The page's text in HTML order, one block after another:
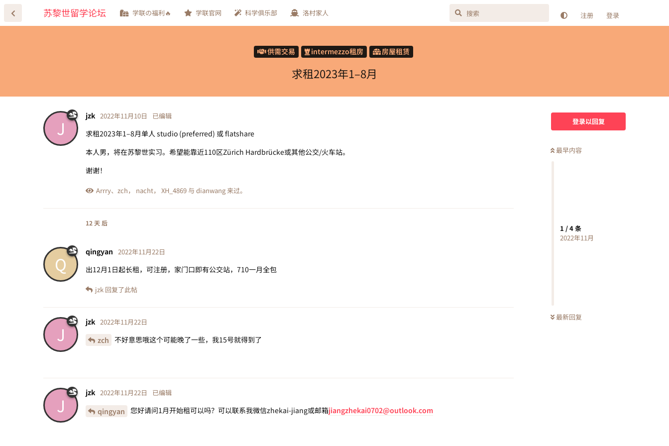
苏黎世留学论坛 学联の福利🔥 学联官网 科学俱乐部 洛村家人 注册 登录
供需交易 intermezzo租房 房屋租赁
求租2023年1–8月
登录以回复
最早内容
1 /4条
2022年11月
最新回复
J
jzk 2022年11月10日 已编辑
求租2023年1–8月单人 studio (preferred) 或 flatshare
本人男，将在苏黎世实习。希望能靠近110区Zürich Hardbrücke或其他公交/火车站。
谢谢！
Arrry、 zch， nacht， XH_4869与 dianwang来过。
12 天 后
Q
qingyan 2022年11月22日
出12月1日起长租，可注册，家门口即有公交站，710一月全包
jzk 回复了此帖
J
jzk 2022年11月22日
zch 不好意思哦这个可能晚了一些，我15号就得到了
J
jzk 2022年11月22日 已编辑
qingyan 您好请问1月开始租可以吗？可以联系我微信zhekai-jiang或邮箱jiangzhekai0702@outlook.com